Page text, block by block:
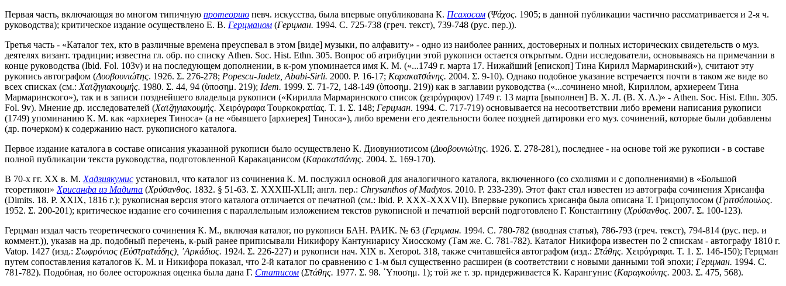
Первая часть, включающая во многом типичную протеорию певч. искусства, была впервые опубликована К. Псахосом (Ψάχος. 1905; в данной публикации частично рассматривается и 2-я ч.
руководства); критическое издание осуществлено Е. В. Герцманом (Герцман. 1994. С. 725-738 (греч. текст), 739-748 (рус. пер.)).
Третья часть - «Каталог тех, кто в различные времена преуспевал в этом [виде] музыки, по алфавиту» - одно из наиболее ранних, достоверных и полных исторических свидетельств о муз.
деятелях визант. традиции; известна гл. обр. по списку Athen. Soc. Hist. Ethn. 305. Вопрос об атрибуции этой рукописи остается открытым. Одни исследователи, основываясь на примечании в
конце руководства (Ibid. Fol. 103v) и на последующем дополнении, в к-ром упоминается имя К. М. («...1749 г. марта 17. Нижайший [епископ] Тина Кирилл Мармаринский»), считают эту
рукопись автографом (Δυοβουνιώτης. 1926. Σ. 276-278; Popescu-Judetz, Ababi-Sirli. 2000. P. 16-17; Καρακατσάνης. 2004. Σ. 9-10). Однако подобное указание встречается почти в таком же виде во
всех списках (см.: Χατζηγιακουμής. 1980. Σ. 44, 94 (ὑποσημ. 219); Idem. 1999. Σ. 71-72, 148-149 (ὑποσημ. 219)) как в заглавии руководства («...сочинено мной, Кириллом, архиереем Тина
Мармаринского»), так и в записи позднейшего владельца рукописи («Кирилла Мармаринского список (χειρόγραφον) 1749 г. 13 марта [выполнен] В. Х. Л. (Β. Χ. Λ.)» - Athen. Soc. Hist. Ethn. 305.
Fol. 9v). Мнение др. исследователей (Χατζηγιακουμής. Χειρόγραφα Τουρκοκρατίας. Τ. 1. Σ. 148; Герцман. 1994. С. 717-719) основывается на несоответствии либо времени написания рукописи
(1749) упоминанию К. М. как «архиерея Тиноса» (а не «бывшего [архиерея] Тиноса»), либо времени его деятельности более поздней датировки его муз. сочинений, которые были добавлены
(др. почерком) к содержанию наст. рукописного каталога.
Первое издание каталога в составе описания указанной рукописи было осуществлено К. Диовуниотисом (Δυοβουνιώτης. 1926. Σ. 278-281), последнее - на основе той же рукописи - в составе
полной публикации текста руководства, подготовленной Каракацанисом (Καρακατσάνης. 2004. Σ. 169-170).
В 70-х гг. XX в. М. Хадзиякумис установил, что каталог из сочинения К. М. послужил основой для аналогичного каталога, включенного (со схолиями и с дополнениями) в «Большой
теоретикон» Хрисанфа из Мадита (Χρύσανθος. 1832. § 51-63. Σ. XXXIII-XLII; англ. пер.: Chrysanthos of Madytos. 2010. P. 233-239). Этот факт стал известен из автографа сочинения Хрисанфа
(Dimits. 18. P. XXIX, 1816 г.); рукописная версия этого каталога отличается от печатной (см.: Ibid. P. XXX-XXXVII). Впервые рукопись хрисанфа была описана Т. Грицопулосом (Γριτσόπουλος.
1952. Σ. 200-201); критическое издание его сочинения с параллельным изложением текстов рукописной и печатной версий подготовлено Г. Константину (Χρύσανθος. 2007. Σ. 100-123).
Герцман издал часть теоретического сочинения К. М., включая каталог, по рукописи БАН. РАИК. № 63 (Герцман. 1994. С. 780-782 (вводная статья), 786-793 (греч. текст), 794-814 (рус. пер. и
коммент.)), указав на др. подобный перечень, к-рый ранее приписывали Никифору Кантуниарису Хиосскому (Там же. С. 781-782). Каталог Никифора известен по 2 спискам - автографу 1810 г.
Vatop. 1427 (изд.: Σωφρόνιος (Εὐστρατιάδης), ᾿Αρκάδιος. 1924. Σ. 226-227) и рукописи нач. XIX в. Xeropot. 318, также считавшейся автографом (изд.: Στάθης. Χειρόγραφα. Τ. 1. Σ. 146-150); Герцман
путем сопоставления каталогов К. М. и Никифора показал, что 2-й каталог по сравнению с 1-м был существенно расширен (в соответствии с новыми данными той эпохи; Герцман. 1994. С.
781-782). Подобная, но более осторожная оценка была дана Г. Статисом (Στάθης. 1977. Σ. 98. ῾Υποσημ. 1); той же т. зр. придерживается К. Карангунис (Καραγκούνης. 2003. Σ. 475, 568).